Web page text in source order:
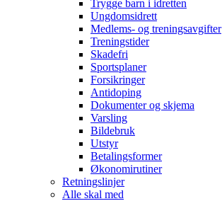
Trygge barn i idretten
Ungdomsidrett
Medlems- og treningsavgifter
Treningstider
Skadefri
Sportsplaner
Forsikringer
Antidoping
Dokumenter og skjema
Varsling
Bildebruk
Utstyr
Betalingsformer
Økonomirutiner
Retningslinjer
Alle skal med